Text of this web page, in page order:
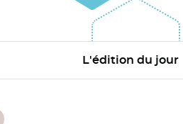
L'édition du jour